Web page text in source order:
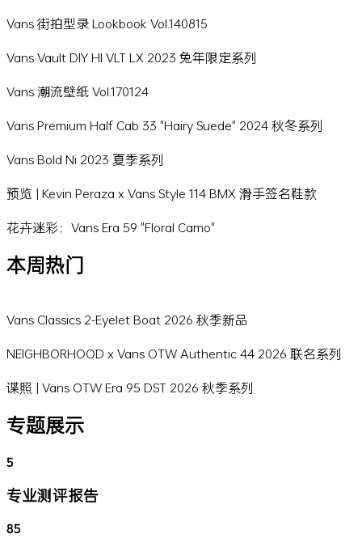
Vans 街拍型录 Lookbook Vol.140815
Vans Vault DIY HI VLT LX 2023 兔年限定系列
Vans 潮流壁纸 Vol.170124
Vans Premium Half Cab 33 "Hairy Suede" 2024 秋冬系列
Vans Bold Ni 2023 夏季系列
预览 | Kevin Peraza x Vans Style 114 BMX 滑手签名鞋款
花卉迷彩：Vans Era 59 "Floral Camo"
本周热门
Vans Classics 2-Eyelet Boat 2026 秋季新品
NEIGHBORHOOD x Vans OTW Authentic 44 2026 联名系列
谍照 | Vans OTW Era 95 DST 2026 秋季系列
专题展示
5
专业测评报告
85